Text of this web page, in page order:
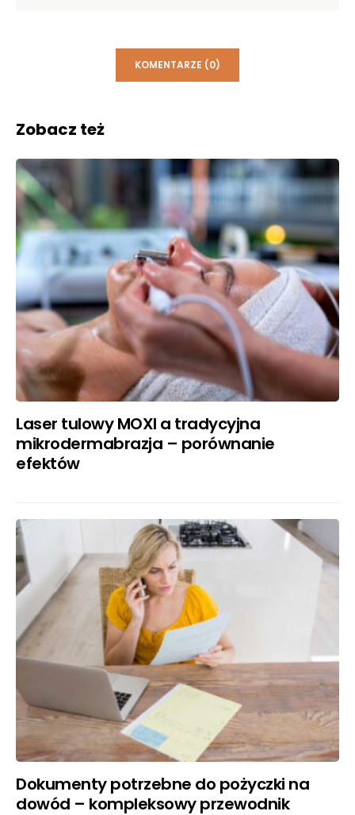
KOMENTARZE (0)
Zobacz też
Laser tulowy MOXI a tradycyjna
mikrodermabrazja – porównanie
efektów
Dokumenty potrzebne do pożyczki na
dowód – kompleksowy przewodnik